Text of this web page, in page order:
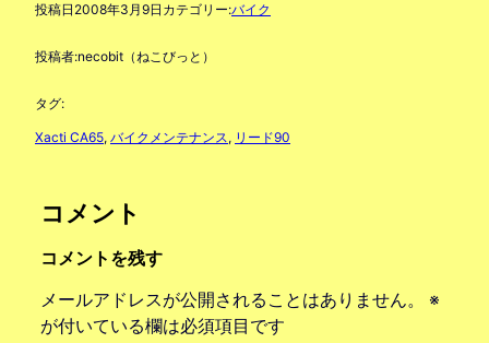
投稿日 2008年3月9日 カテゴリー:バイク
投稿者:necobit（ねこびっと）
タグ:
Xacti CA65, バイクメンテナンス, リード90
コメント
コメントを残す
メールアドレスが公開されることはありません。
※
が付いている欄は必須項目です